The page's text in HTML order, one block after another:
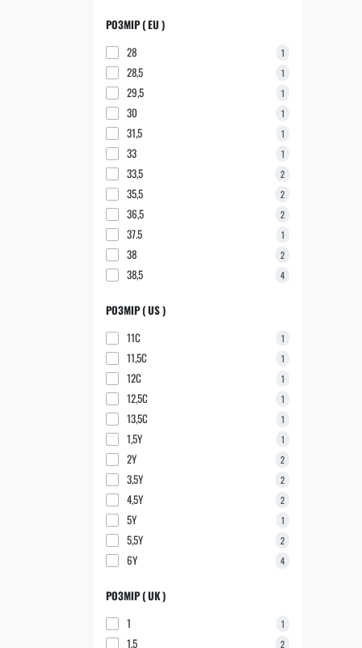
РОЗМІР ( EU )
28
1
28,5 1
29,5 1
30 1
31,5 1
33 1
33,5 2
35,5 2
36,5 2
37.5 1
38 2
38,5 4
РОЗМІР ( US )
11C
1
11,5C 1
12C 1
12,5C 1
13,5C 1
1,5Y 1
2Y 2
3,5Y 2
4,5Y 2
5Y 1
5,5Y 2
6Y 4
РОЗМІР ( UK )
1
1
1,5 2